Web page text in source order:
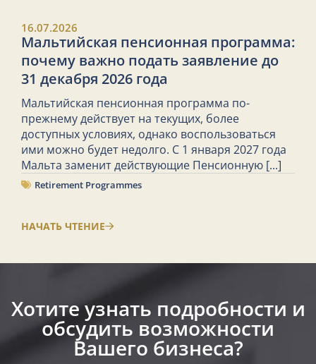
16.07.2026
Мальтийская пенсионная программа:
почему важно подать заявление до
31 декабря 2026 года
Мальтийская пенсионная программа по-
прежнему действует на текущих, более
доступных условиях, однако воспользоваться
ими можно будет недолго. С 1 января 2027 года
Мальта заменит действующие Пенсионную [...]
Retirement Programmes
НАЧАТЬ ЧТЕНИЕ
Хотите узнать подробности и
обсудить возможности
Вашего бизнеса?​